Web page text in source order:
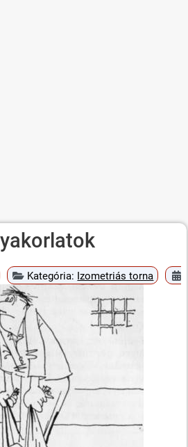
Kategória: Izometriás torna